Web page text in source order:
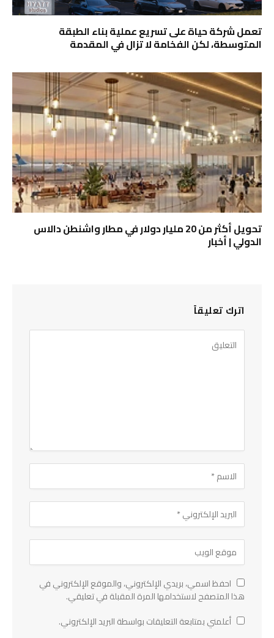
تعمل شركة حياة على تسريع عملية بناء الطبقة
المتوسطة، لكن الفخامة لا تزال في المقدمة
تحويل أكثر من 20 مليار دولار في مطار واشنطن دالاس
الدولي | أخبار
اترك تعليقاً
احفظ اسمي، بريدي الإلكتروني، والموقع الإلكتروني في
هذا المتصفح لاستخدامها المرة المقبلة في تعليقي.
أعلمني بمتابعة التعليقات بواسطة البريد الإلكتروني.